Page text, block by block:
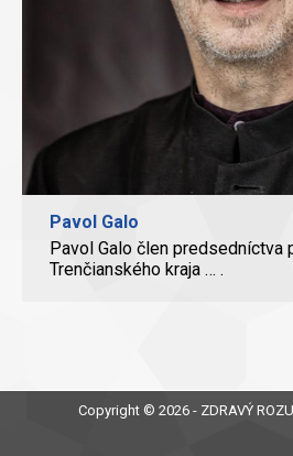
Pavol Galo
Pavol Galo člen predsedníctva
Trenčianského kraja … .
Copyright © 2026 - ZDRAVÝ